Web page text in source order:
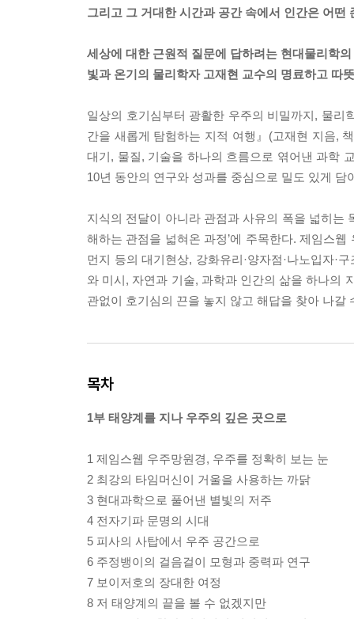
그리고 그 거대한 시간과 공간 속에서 인간은 어떤
세상에 대한 근원적 질문에 답하려는 현대물리학
빛과 온기의 물리학자 고재현 교수의 명료하고 따
일상의 호기심부터 광활한 우주의 비밀까지, 물
간을 새롭게 탐험하는 지적 여행』(고재현 지음,
대기, 물질, 기술을 하나의 흐름으로 엮어낸 과학
10년 동안의 연구와 성과를 중심으로 밀도 있게 담
지식의 전달이 아니라 관점과 사유의 폭을 넓히는
해하는 관점을 넓혀온 과정’에 주목한다. 제임스웹
먼지 등의 대기현상, 강화유리·양자점·나노입자·
와 미시, 자연과 기술, 과학과 인간의 삶을 하나의
관없이 호기심의 끈을 놓지 않고 해답을 찾아 나갈
목차
1부 태양계를 지나 우주의 깊은 곳으로
1 제임스웹 우주망원경, 우주를 정확히 보는 눈
2 최강의 타임머신이 거울을 사용하는 까닭
3 현대과학으로 풀어낸 별빛의 저주
4 전자기파 문명의 시대
5 피사의 사탑에서 우주 공간으로
6 주정뱅이의 걸음걸이 모형과 중력파 연구
7 보이저호의 장대한 여정
8 저 태양계의 끝을 볼 수 없겠지만